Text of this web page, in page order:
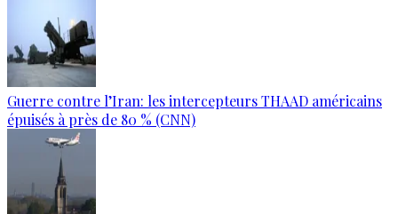
Guerre contre l’Iran: les intercepteurs THAAD américains
épuisés à près de 80 % (CNN)